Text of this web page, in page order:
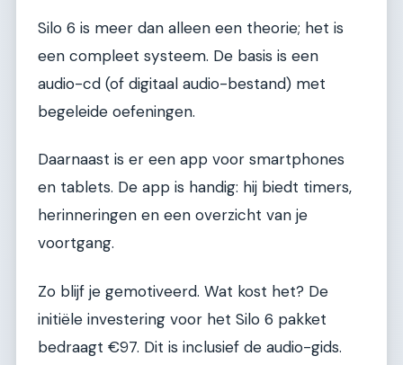
Silo 6 is meer dan alleen een theorie; het is
een compleet systeem. De basis is een
audio-cd (of digitaal audio-bestand) met
begeleide oefeningen.
Daarnaast is er een app voor smartphones
en tablets. De app is handig: hij biedt timers,
herinneringen en een overzicht van je
voortgang.
Zo blijf je gemotiveerd. Wat kost het? De
initiële investering voor het Silo 6 pakket
bedraagt €97. Dit is inclusief de audio-gids.